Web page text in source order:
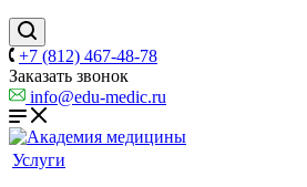
+7 (812) 467-48-78
Заказать звонок
info@edu-medic.ru
Услуги